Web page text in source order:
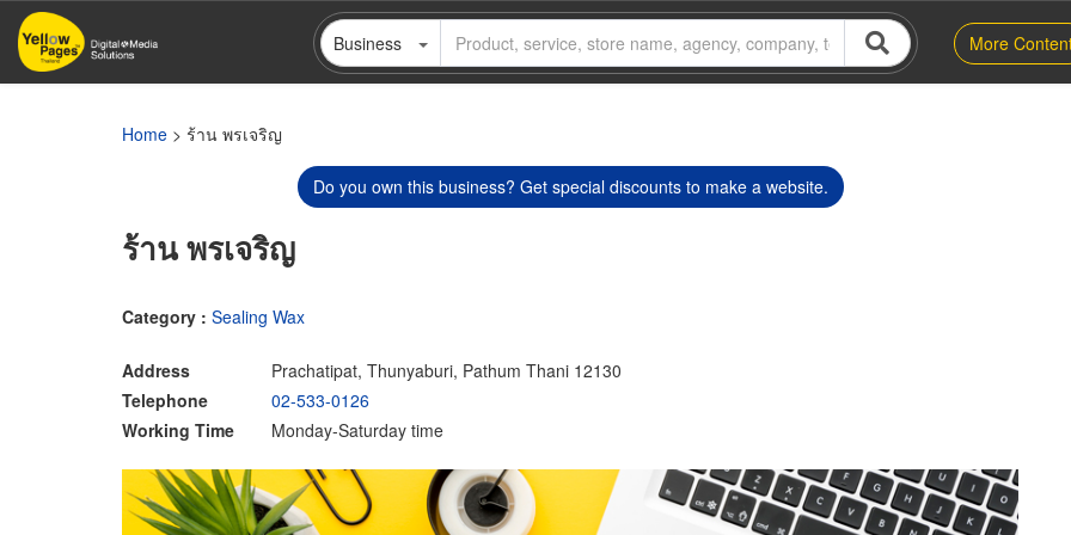
Skip
main
Business More
Home > ร้าน พรเจริญ
Do you own this business? Get special discounts to make a website.
ร้าน พรเจริญ
Category : Sealing Wax
Address
Prachatipat, Thunyaburi, Pathum Thani 12130
Telephone
02-533-0126
Working Time
Monday-Saturday time